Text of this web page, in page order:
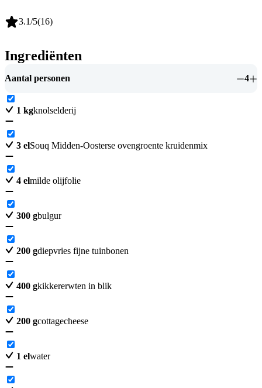
3.1/5(16)
Ingrediënten
Aantal personen 4
1 kgknolselderij
3 elSouq Midden-Oosterse ovengroente kruidenmix
4 elmilde olijfolie
300 gbulgur
200 gdiepvries fijne tuinbonen
400 gkikkererwten in blik
200 gcottagecheese
1 elwater